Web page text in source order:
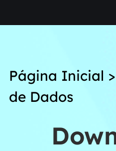
Página Inicial >
de Dados